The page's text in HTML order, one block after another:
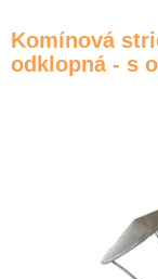
Komínová
odklopná - s